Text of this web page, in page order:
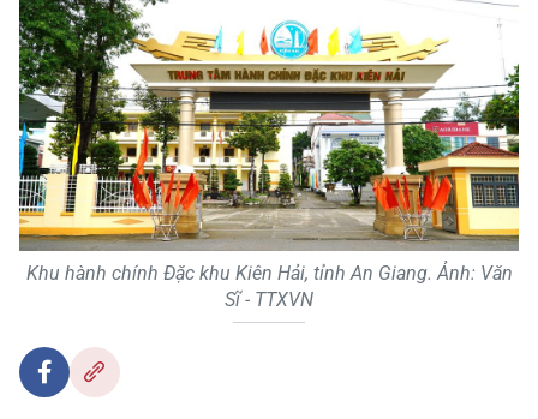
Khu hành chính Đặc khu Kiên Hải, tỉnh An Giang. Ảnh: Văn
Sĩ - TTXVN